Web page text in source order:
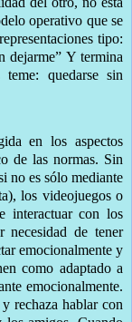
operativo que se
tipo:
dejarme” Y termina
quedarse sin
en los aspectos
de las normas. Sin
no es sólo mediante
los videojuegos o
interactuar con los
necesidad de tener
emocionalmente y
como adaptado a
emocionalmente.
rechaza hablar con